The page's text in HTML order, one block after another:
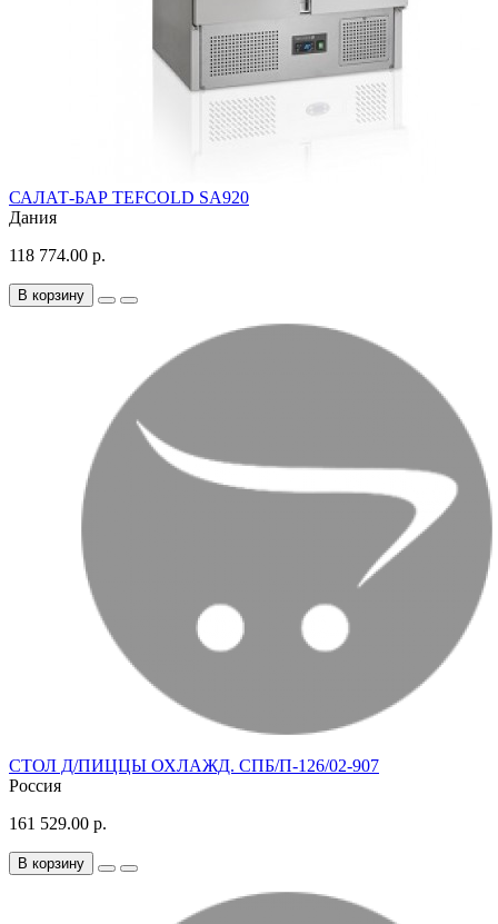
САЛАТ-БАР TEFCOLD SA920
Дания
118 774.00 р.
В корзину
СТОЛ Д/ПИЦЦЫ ОХЛАЖД. СПБ/П-126/02-907
Россия
161 529.00 р.
В корзину